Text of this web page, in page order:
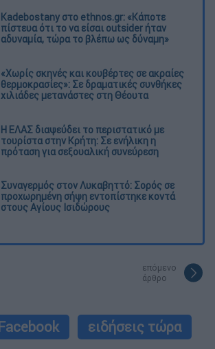
Kadebostany στο ethnos.gr: «Κάποτε
πίστευα ότι το να είσαι outsider ήταν
αδυναμία, τώρα το βλέπω ως δύναμη»
«Χωρίς σκηνές και κουβέρτες σε ακραίες
θερμοκρασίες»: Σε δραματικές συνθήκες
χιλιάδες μετανάστες στη Θέουτα
Η ΕΛΑΣ διαψεύδει το περιστατικό με
τουρίστα στην Κρήτη: Σε ενήλικη η
πρόταση για σεξουαλική συνεύρεση
Συναγερμός στον Λυκαβηττό: Σορός σε
προχωρημένη σήψη εντοπίστηκε κοντά
στους Αγίους Ισιδώρους
επόμενο
άρθρο
Facebook
ειδήσεις τώρα